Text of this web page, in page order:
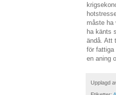
måste ha
ha känts
ändå. Att
för fattiga
en aning
Upplagd